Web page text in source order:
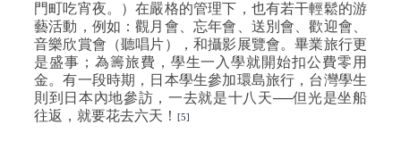
門町吃宵夜。）在嚴格的管理下，也有若干輕鬆的游
藝活動，例如：觀月會、忘年會、送別會、歡迎會、
音樂欣賞會（聽唱片），和攝影展覽會。畢業旅行更
是盛事；為籌旅費，學生一入學就開始扣公費零用
金。有一段時期，日本學生參加環島旅行，台灣學生
則到日本內地參訪，一去就是十八天──但光是坐船
往返，就要花去六天！
[5]